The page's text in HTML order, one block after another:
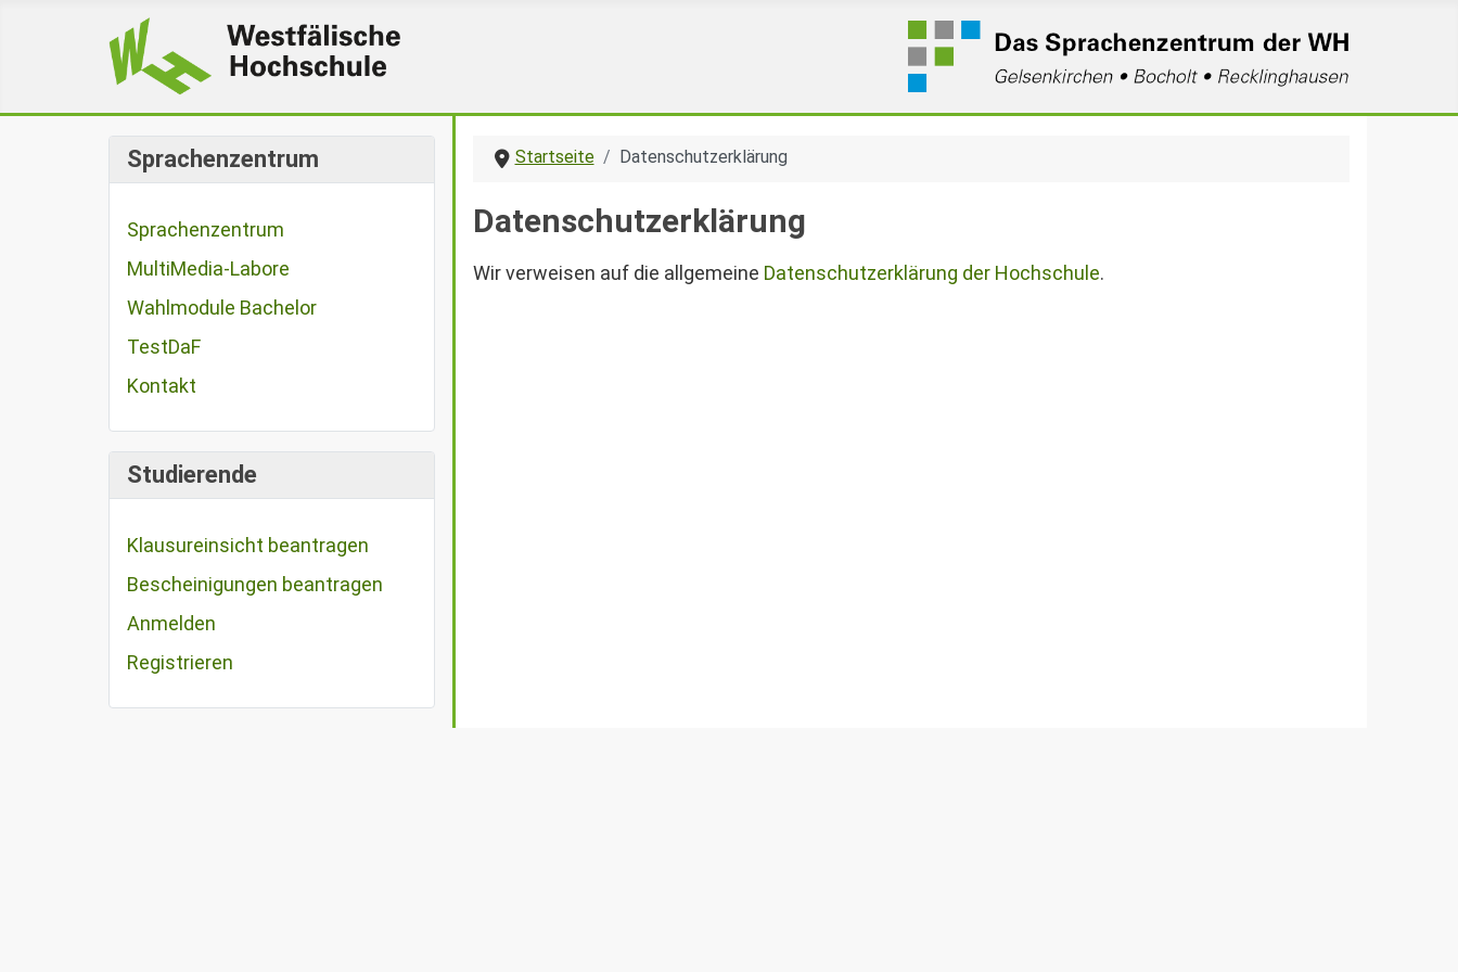
Sprachenzentrum
Sprachenzentrum
MultiMedia-Labore
Wahlmodule Bachelor
TestDaF
Kontakt
Studierende
Klausureinsicht beantragen
Bescheinigungen beantragen
Anmelden
Registrieren
Startseite Datenschutzerklärung
Datenschutzerklärung
Wir verweisen auf die allgemeine Datenschutzerklärung der Hochschule.